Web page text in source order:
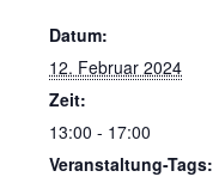
Datum:
12. Februar 2024
Zeit:
13:00 - 17:00
Veranstaltung-Tags: